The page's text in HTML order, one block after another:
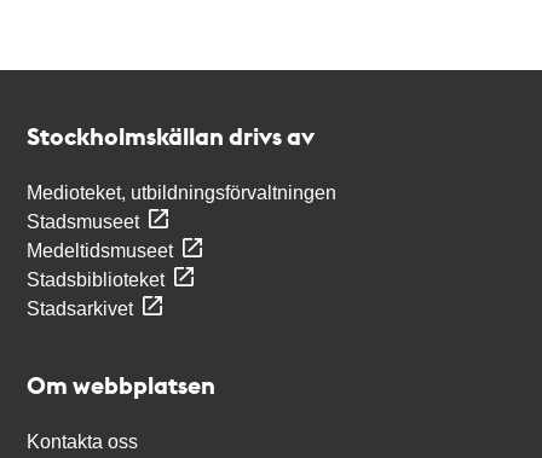
Stockholmskällan drivs av
Medioteket, utbildningsförvaltningen
Stadsmuseet
Medeltidsmuseet
Stadsbiblioteket
Stadsarkivet
Om webbplatsen
Kontakta oss